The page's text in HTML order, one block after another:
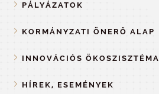
PÁLYÁZATOK
KORMÁNYZATI ÖNERŐ ALAP
INNOVÁCIÓS ÖKOSZISZTÉMA
HÍREK, ESEMÉNYEK